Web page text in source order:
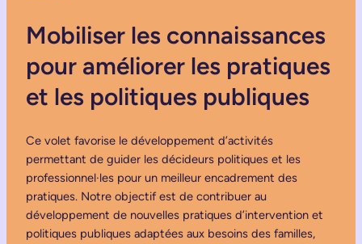
Mobiliser les connaissances
pour améliorer les pratiques
et les politiques publiques
Ce volet favorise le développement d’activités
permettant de guider les décideurs politiques et les
professionnel·les pour un meilleur encadrement des
pratiques. Notre objectif est de contribuer au
développement de nouvelles pratiques d’intervention et
politiques publiques adaptées aux besoins des familles,